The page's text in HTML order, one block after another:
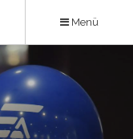
Menü